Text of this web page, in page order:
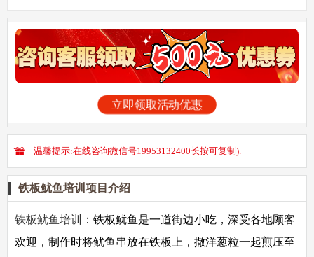
立即领取活动优惠
温馨提示:在线咨询微信号19953132400长按可复制).
铁板鱿鱼培训项目介绍
铁板鱿鱼培训 ： 铁板鱿鱼是一道街边小吃，深受各地顾客
欢迎，制作时将鱿鱼串放在铁板上，撒洋葱粒一起煎压至